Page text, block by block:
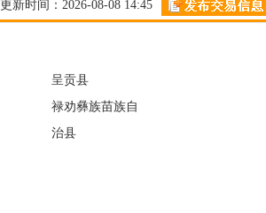
更新时间：2026-08-08 14:45
呈贡县
禄劝彝族苗族自
治县